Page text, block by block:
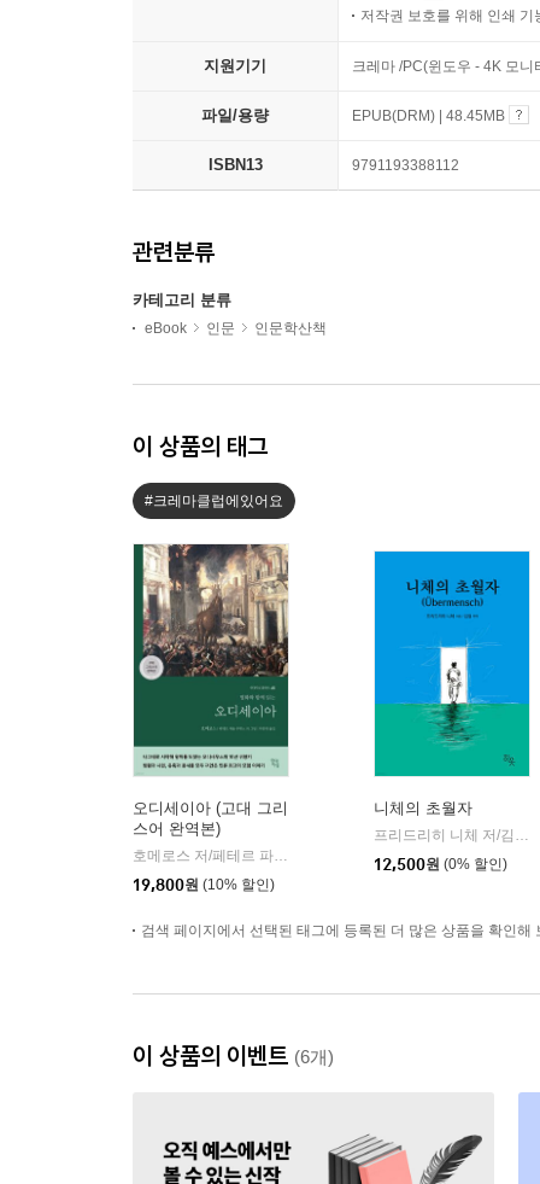
저작권 보호를 위해 인쇄 기
지원기기 크레마 /PC(윈도우 - 4K 모
파일/용량 EPUB(DRM) | 48.45MB
ISBN13 9791193388112
관련분류
카테고리 분류
eBook 인문 인문학산책
이 상품의 태그
#크레마클럽에있어요
오디세이아 (고대 그리
스어 완역본)
| 현대지성
19,800원 (10% 할인)
니체의 초월자
12,500원 (0% 할인)
검색 페이지에서 선택된 태그에 등록된 더 많은 상품을 확인해
이 상품의 이벤트 (6개)